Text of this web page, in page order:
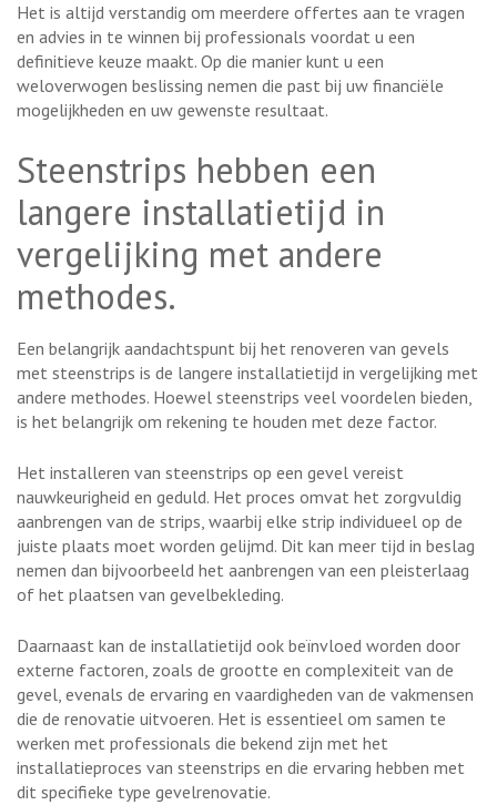
Het is altijd verstandig om meerdere offertes aan te vragen
en advies in te winnen bij professionals voordat u een
definitieve keuze maakt. Op die manier kunt u een
weloverwogen beslissing nemen die past bij uw financiële
mogelijkheden en uw gewenste resultaat.
Steenstrips hebben een
langere installatietijd in
vergelijking met andere
methodes.
Een belangrijk aandachtspunt bij het renoveren van gevels
met steenstrips is de langere installatietijd in vergelijking met
andere methodes. Hoewel steenstrips veel voordelen bieden,
is het belangrijk om rekening te houden met deze factor.
Het installeren van steenstrips op een gevel vereist
nauwkeurigheid en geduld. Het proces omvat het zorgvuldig
aanbrengen van de strips, waarbij elke strip individueel op de
juiste plaats moet worden gelijmd. Dit kan meer tijd in beslag
nemen dan bijvoorbeeld het aanbrengen van een pleisterlaag
of het plaatsen van gevelbekleding.
Daarnaast kan de installatietijd ook beïnvloed worden door
externe factoren, zoals de grootte en complexiteit van de
gevel, evenals de ervaring en vaardigheden van de vakmensen
die de renovatie uitvoeren. Het is essentieel om samen te
werken met professionals die bekend zijn met het
installatieproces van steenstrips en die ervaring hebben met
dit specifieke type gevelrenovatie.